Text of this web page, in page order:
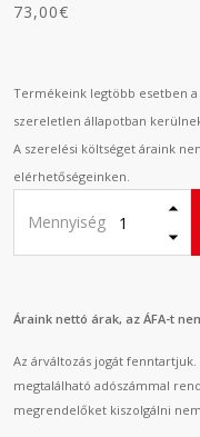
73,00€
Termékeink legtöbb esetben
szereletlen állapotban
A szerelési költséget áraink
elérhetőségeinken.
Mennyiség
Áraink nettó árak, az ÁFA-t
Az árváltozás jogát
megtalálható adószámmal
megrendelőket kiszolgálni